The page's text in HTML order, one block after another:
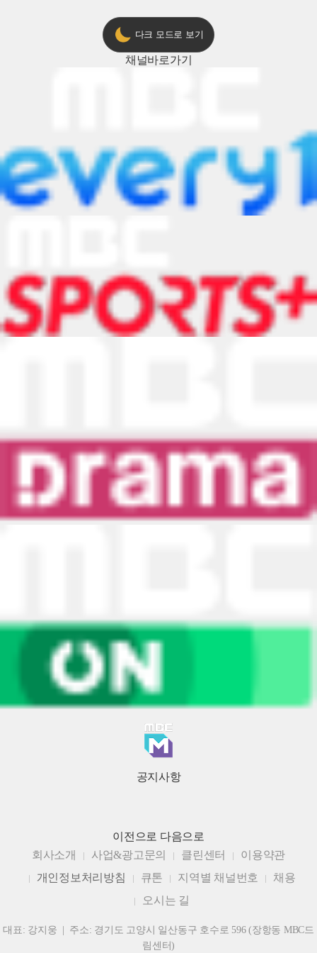
다크 모드로 보기
채널바로가기
공지사항
이전으로 다음으로
회사소개
사업&광고문의 클린센터
이용약관
개인정보처리방침
큐톤 지역별 채널번호
채용
오시는 길
대표: 강지웅 | 주소: 경기도 고양시 일산동구 호수로 596 (장항동 MBC드
림센터)